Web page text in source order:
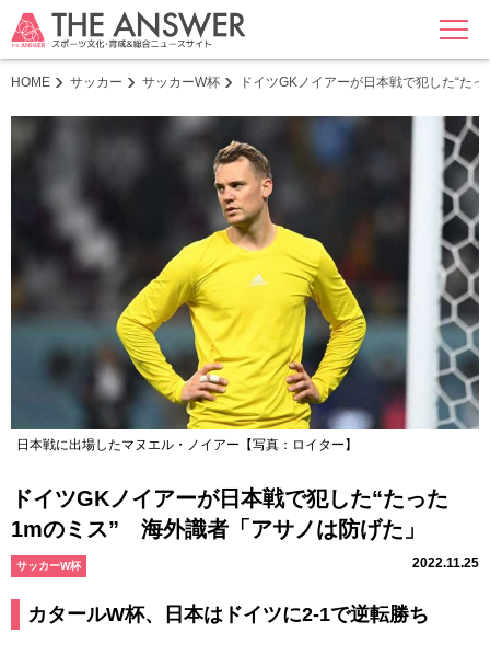
MENU
HOME サッカー サッカーW杯 ドイツGKノイアーが日本戦で犯した“た
日本戦に出場したマヌエル・ノイアー【写真：ロイター】
ドイツGKノイアーが日本戦で犯した“たった
1mのミス” 海外識者「アサノは防げた」
サッカーW杯 2022.11.25
カタールW杯、日本はドイツに2-1で逆転勝ち